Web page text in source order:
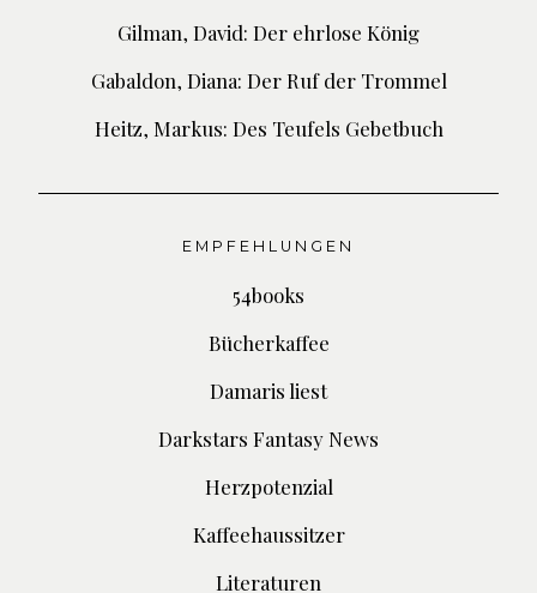
Gilman, David: Der ehrlose König
Gabaldon, Diana: Der Ruf der Trommel
Heitz, Markus: Des Teufels Gebetbuch
EMPFEHLUNGEN
54books
Bücherkaffee
Damaris liest
Darkstars Fantasy News
Herzpotenzial
Kaffeehaussitzer
Literaturen